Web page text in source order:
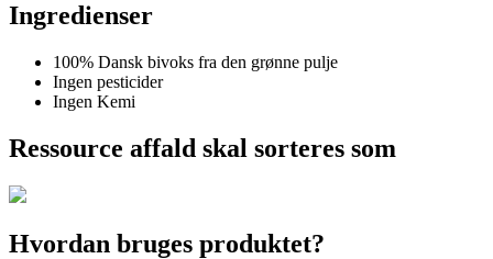
Ingredienser
100% Dansk bivoks fra den grønne pulje
Ingen pesticider
Ingen Kemi
Ressource affald skal sorteres som
Hvordan bruges produktet?